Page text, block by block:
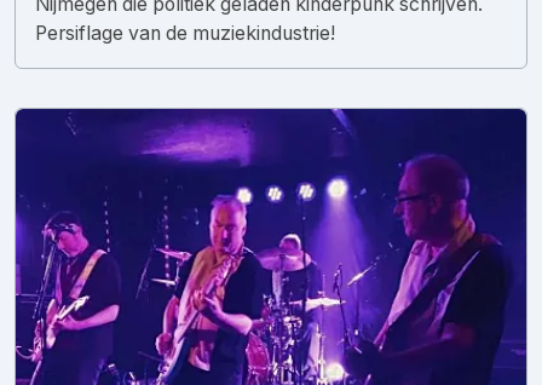
Persiflage van de muziekindustrie!